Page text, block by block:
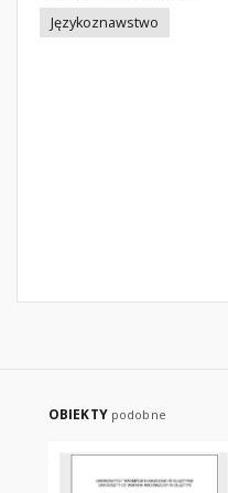
Językoznawstwo
OBIEKTY podobne